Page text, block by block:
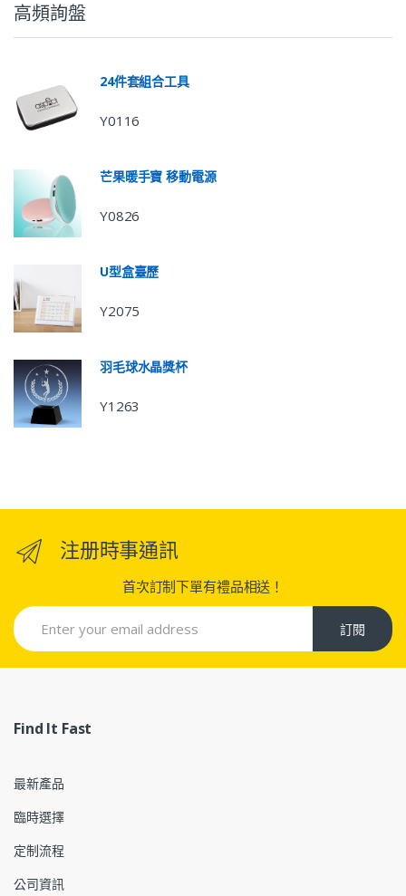
高頻詢盤
24件套組合工具
Y0116
芒果暖手寶 移動電源
Y0826
U型盒臺歷
Y2075
羽毛球水晶獎杯
Y1263
注册時事通訊
首次訂制下單有禮品相送！
訂閱
Find It Fast
最新產品
臨時選擇
定制流程
公司資訊